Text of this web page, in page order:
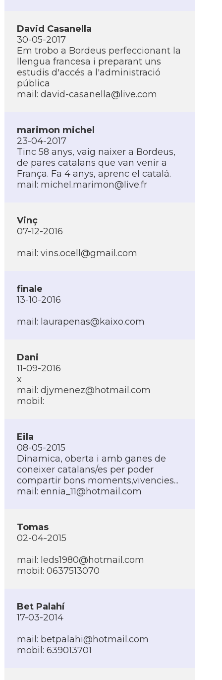
David Casanella
30-05-2017
Em trobo a Bordeus perfeccionant la
llengua francesa i preparant uns
estudis d'accés a l'administració
pública
mail: david-casanella@live.com
marimon michel
23-04-2017
Tinc 58 anys, vaig naixer a Bordeus,
de pares catalans que van venir a
França. Fa 4 anys, aprenc el catalá.
mail: michel.marimon@live.fr
Vinç
07-12-2016
mail: vins.ocell@gmail.com
finale
13-10-2016
mail: laurapenas@kaixo.com
Dani
11-09-2016
x
mail: djymenez@hotmail.com
mobil:
Eila
08-05-2015
Dinamica, oberta i amb ganes de
coneixer catalans/es per poder
compartir bons moments,vivencies...
mail: ennia_11@hotmail.com
Tomas
02-04-2015
mail: leds1980@hotmail.com
mobil: 0637513070
Bet Palahí­
17-03-2014
mail: betpalahi@hotmail.com
mobil: 639013701